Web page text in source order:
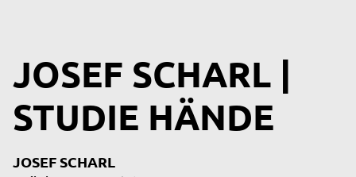
JOSEF SCHARL |
STUDIE HÄNDE
JOSEF SCHARL